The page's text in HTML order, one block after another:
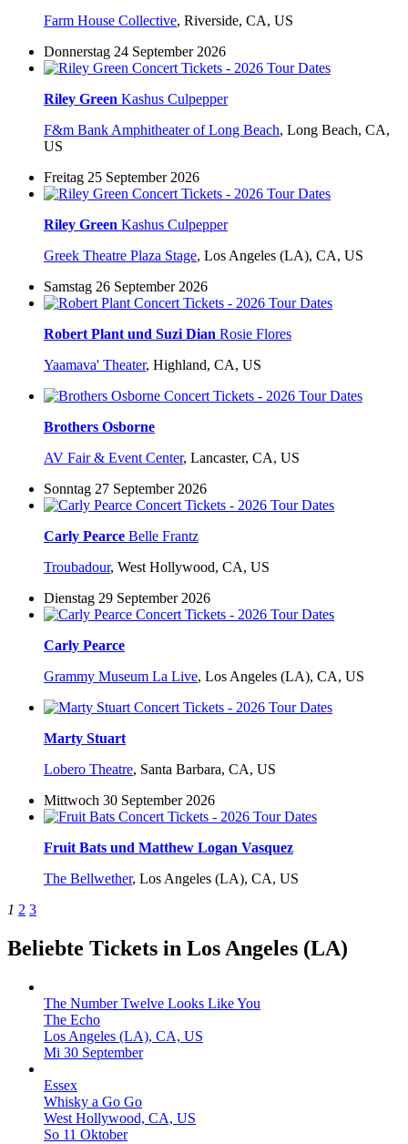
Farm House Collective, Riverside, CA, US
Donnerstag 24 September 2026
Riley Green Kashus Culpepper
F&m Bank Amphitheater of Long Beach, Long Beach, CA,
US
Freitag 25 September 2026
Riley Green Kashus Culpepper
Greek Theatre Plaza Stage, Los Angeles (LA), CA, US
Samstag 26 September 2026
Robert Plant und Suzi Dian Rosie Flores
Yaamava' Theater, Highland, CA, US
Brothers Osborne
AV Fair & Event Center, Lancaster, CA, US
Sonntag 27 September 2026
Carly Pearce Belle Frantz
Troubadour, West Hollywood, CA, US
Dienstag 29 September 2026
Carly Pearce
Grammy Museum La Live, Los Angeles (LA), CA, US
Marty Stuart
Lobero Theatre, Santa Barbara, CA, US
Mittwoch 30 September 2026
Fruit Bats und Matthew Logan Vasquez
The Bellwether, Los Angeles (LA), CA, US
1 2 3
Beliebte Tickets in Los Angeles (LA)
The Number Twelve Looks Like You
The Echo
Los Angeles (LA), CA, US
Mi 30 September
Essex
Whisky a Go Go
West Hollywood, CA, US
So 11 Oktober